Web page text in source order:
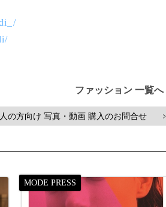
ファッション 一覧へ
の方向け 写真・動画 購入のお問合せ >